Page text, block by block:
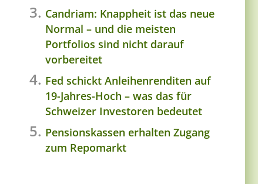
Candriam: Knappheit ist das neue
Normal – und die meisten
Portfolios sind nicht darauf
vorbereitet
Fed schickt Anleihenrenditen auf
19-Jahres-Hoch – was das für
Schweizer Investoren bedeutet
Pensionskassen erhalten Zugang
zum Repomarkt